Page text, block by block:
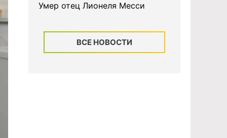
Умер отец Лионеля Месси
ВСЕ НОВОСТИ